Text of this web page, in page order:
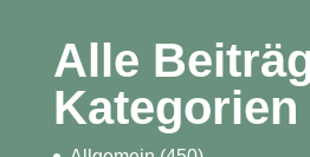
Alle
Kategorien